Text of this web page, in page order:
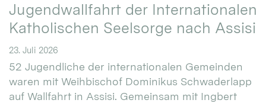
Jugendwallfahrt der Internationalen
Katholischen Seelsorge nach Assisi
23. Juli 2026
52 Jugendliche der internationalen Gemeinden
waren mit Weihbischof Dominikus Schwaderlapp
auf Wallfahrt in Assisi. Gemeinsam mit Ingbert